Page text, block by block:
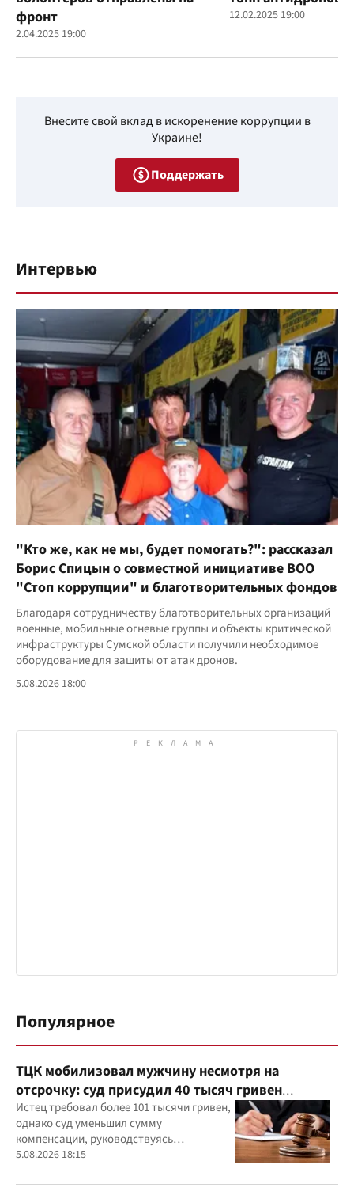
фронт
2.04.2025 19:00
12.02.2025 19:00
Внесите свой вклад в искоренение коррупции в
Украине!
Поддержать
Интервью
"Кто же, как не мы, будет помогать?": рассказал
Борис Спицын о совместной инициативе ВОО
"Стоп коррупции" и благотворительных фондов
Благодаря сотрудничеству благотворительных организаций
военные, мобильные огневые группы и объекты критической
инфраструктуры Сумской области получили необходимое
оборудование для защиты от атак дронов.
5.08.2026 18:00
Популярное
ТЦК мобилизовал мужчину несмотря на
отсрочку: суд присудил 40 тысяч гривен
компенсации
Истец требовал более 101 тысячи гривен,
однако суд уменьшил сумму
компенсации, руководствуясь
принципами разумности и соразмерности
5.08.2026 18:15